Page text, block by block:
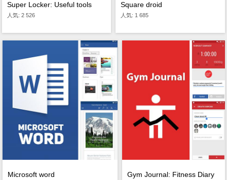
Super Locker: Useful tools
人気: 2 526
Square droid
人気: 1 685
Microsoft word Gym Journal: Fitness Diary